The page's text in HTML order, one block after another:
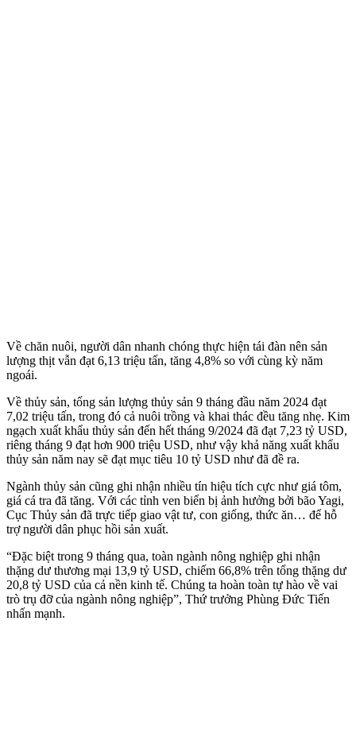
Về chăn nuôi, người dân nhanh chóng thực hiện tái đàn nên sản
lượng thịt vẫn đạt 6,13 triệu tấn, tăng 4,8% so với cùng kỳ năm
ngoái.
Về thủy sản, tổng sản lượng thủy sản 9 tháng đầu năm 2024 đạt
7,02 triệu tấn, trong đó cả nuôi trồng và khai thác đều tăng nhẹ. Kim
ngạch xuất khẩu thủy sản đến hết tháng 9/2024 đã đạt 7,23 tỷ USD,
riêng tháng 9 đạt hơn 900 triệu USD, như vậy khả năng xuất khẩu
thủy sản năm nay sẽ đạt mục tiêu 10 tỷ USD như đã đề ra.
Ngành thủy sản cũng ghi nhận nhiều tín hiệu tích cực như giá tôm,
giá cá tra đã tăng. Với các tỉnh ven biển bị ảnh hưởng bởi bão Yagi,
Cục Thủy sản đã trực tiếp giao vật tư, con giống, thức ăn… để hỗ
trợ người dân phục hồi sản xuất.
“Đặc biệt trong 9 tháng qua, toàn ngành nông nghiệp ghi nhận
thặng dư thương mại 13,9 tỷ USD, chiếm 66,8% trên tổng thặng dư
20,8 tỷ USD của cả nền kinh tế. Chúng ta hoàn toàn tự hào về vai
trò trụ đỡ của ngành nông nghiệp”, Thứ trưởng Phùng Đức Tiến
nhấn mạnh.